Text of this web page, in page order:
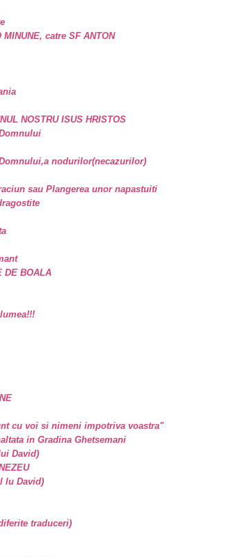
MINUNE, catre SF ANTON
NOSTRU ISUS HRISTOS
nodurilor(necazurilor)
sau Plangerea unor napastuiti
DE BOALA
cu voi si nimeni impotriva voastra"
in Gradina Ghetsemani
David)
lu David)
traduceri)